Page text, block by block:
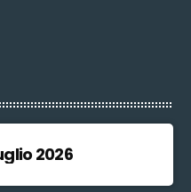
2026